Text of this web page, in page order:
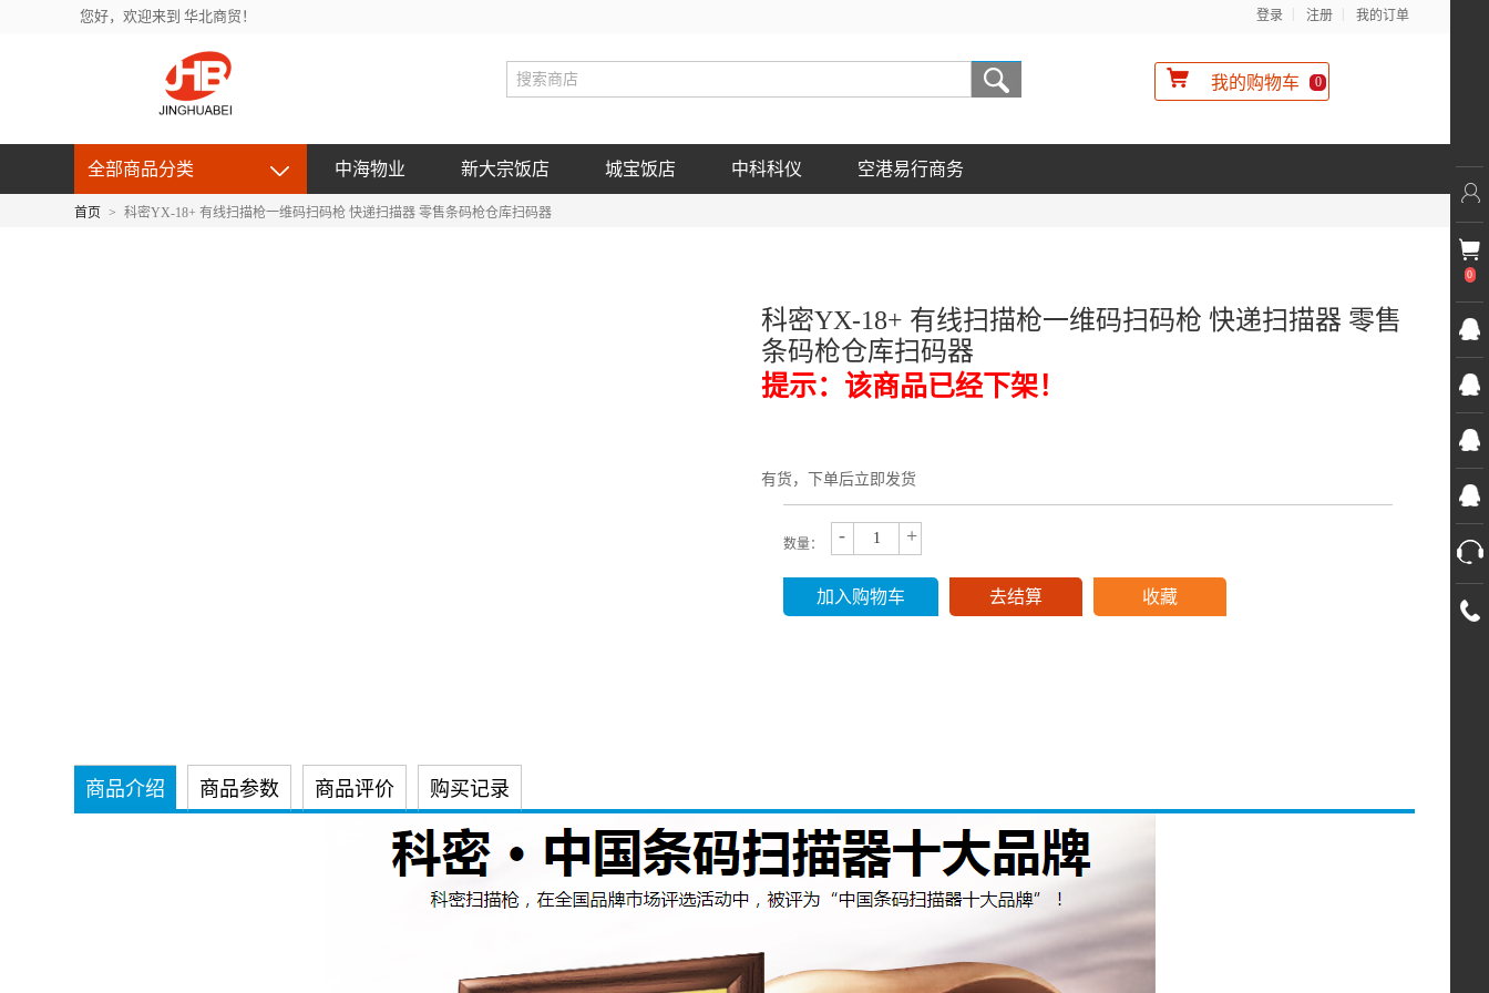
您好，欢迎来到 华北商贸！ 登录 注册 我的订单
我的购物车 0
全部商品分类 中海物业 新大宗饭店 城宝饭店 中科科仪 空港易行商务
首页 > 科密YX-18+ 有线扫描枪一维码扫码枪 快递扫描器 零售条码枪仓库扫码器
科密YX-18+ 有线扫描枪一维码扫码枪 快递扫描器 零售
条码枪仓库扫码器
提示：该商品已经下架！
有货，下单后立即发货
数量： - +
加入购物车 去结算 收藏
商品介绍 商品参数 商品评价 购买记录
0